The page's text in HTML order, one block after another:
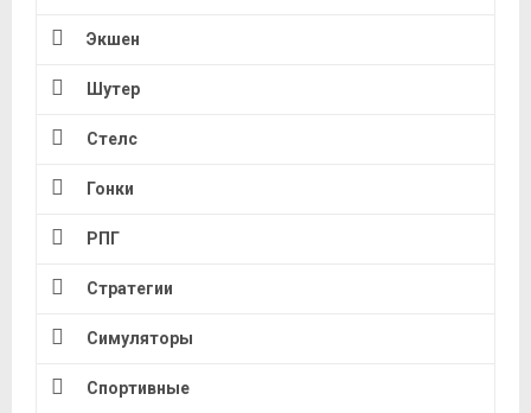
Экшен
Шутер
Стелс
Гонки
РПГ
Стратегии
Симуляторы
Спортивные